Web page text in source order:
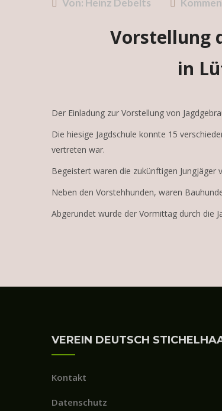
Von: Heinz Debelts
Vorstellung
in
Der Einladung zur Vorstellung von
Die hiesige Jagdschule konnte 15
vertreten war.
Begeistert waren die zukünftigen Jungjäger
Neben den Vorstehhunden, waren
Abgerundet wurde der Vormittag durch die
VEREIN DEUTSCH
Kontakt
Datenschutz